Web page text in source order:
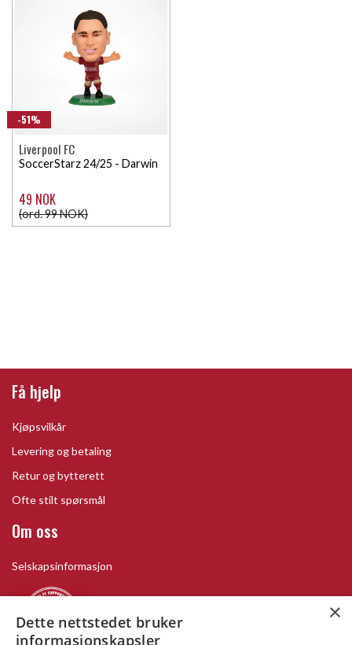
-51%
Liverpool FC
SoccerStarz 24/25 - Darwin
49 NOK
(ord. 99 NOK)
Få hjelp
Kjøpsvilkår
Levering og betaling
Retur og bytterett
Ofte stilt spørsmål
Om oss
Selskapsinformasjon
×
Dette nettstedet bruker
informasjonskapsler